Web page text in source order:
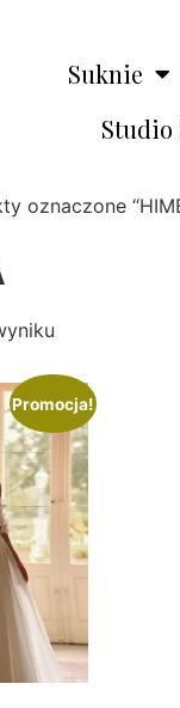
Suknie
Studio
oznaczone
Promocja!